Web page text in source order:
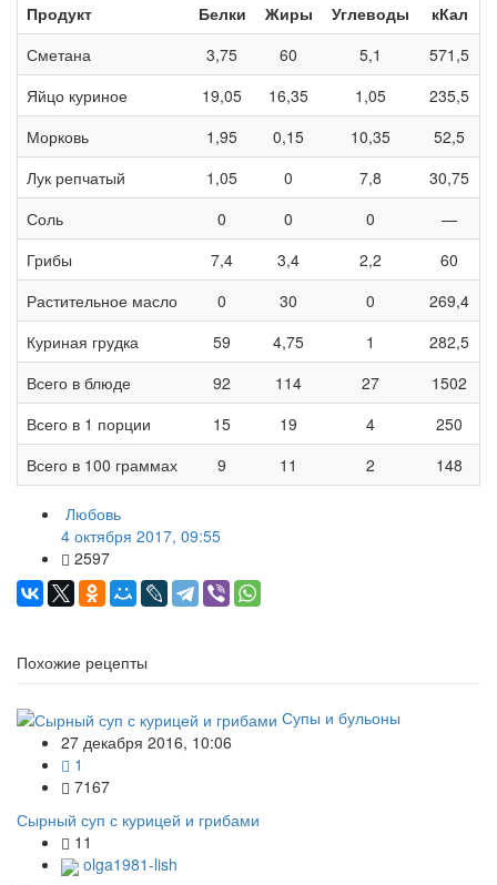
Продукт Белки Жиры Углеводы
кКал
Сметана
3,75 60 5,1
571,5
Яйцо куриное
19,05 16,35 1,05
235,5
Морковь
1,95 0,15 10,35
52,5
Лук репчатый
1,05 0 7,8
30,75
Соль
0 0 0
—
Грибы
7,4 3,4 2,2
60
Растительное масло
0 30 0
269,4
Куриная грудка
59 4,75 1
282,5
Всего в блюде
92 114 27
1502
Всего в 1 порции
15 19 4
250
Всего в 100 граммах
9 11 2 148
Любовь
4 октября 2017, 09:55
2597
Похожие рецепты
Супы и бульоны
27 декабря 2016, 10:06
1
7167
Сырный суп с курицей и грибами
11
olga1981-lish